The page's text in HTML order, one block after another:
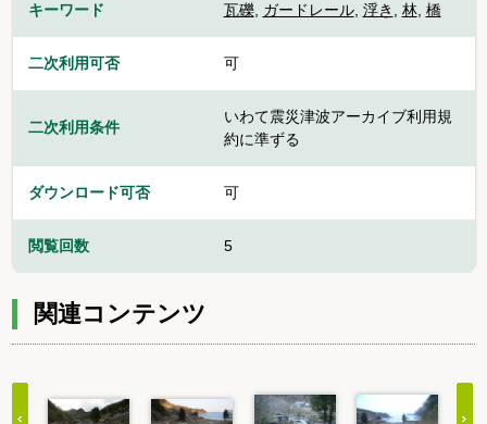
キーワード 瓦礫, ガードレール, 浮き , 林, 橋
二次利用可否 可
二次利用条件
いわて震災津波アーカイブ利用規
約に準ずる
ダウンロード可否 可
閲覧回数 5
関連コンテンツ